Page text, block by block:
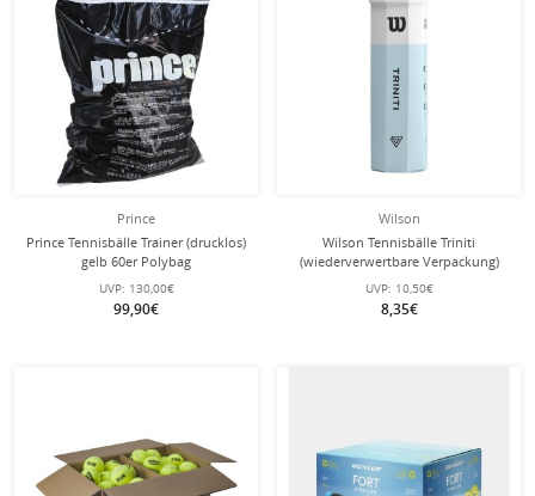
Prince
Prince Tennisbälle Trainer (drucklos)
gelb 60er Polybag
UVP: 130,00€
99,90€
Wilson
Wilson Tennisbälle Triniti
(wiederverwertbare Verpackung)
Dose 4er
UVP: 10,50€
8,35€